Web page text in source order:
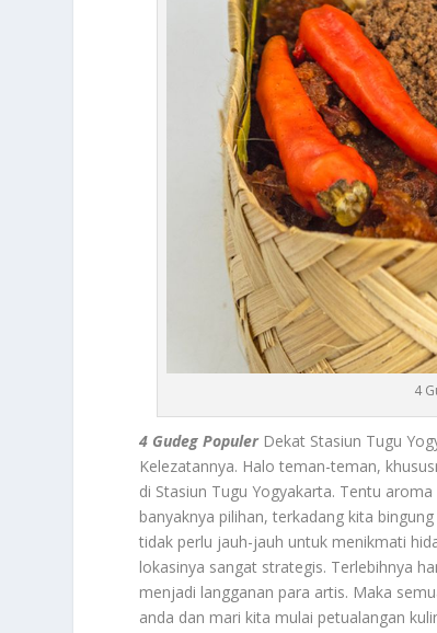
4
4 Gudeg PopulerDekat Stasiun Tugu
Kelezatannya. Halo teman-teman,
di Stasiun Tugu Yogyakarta. Tentu
banyaknya pilihan, terkadang kita
tidak perlu jauh-jauh untuk menikmati
lokasinya sangat strategis. Terlebihnya
menjadi langganan para artis. Maka
anda dan mari kita mulai petualangan